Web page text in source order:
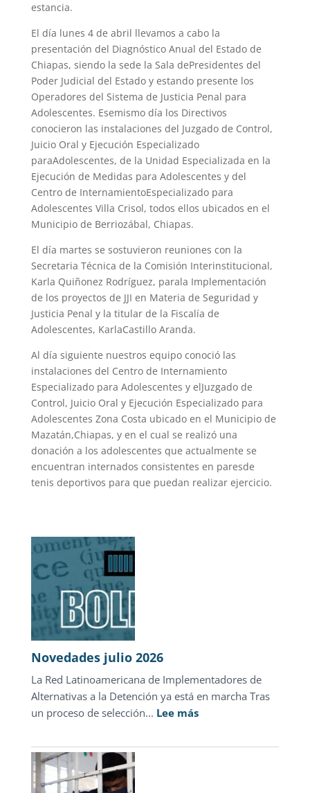
estancia.
El día lunes 4 de abril llevamos a cabo la
presentación del Diagnóstico Anual del Estado de
Chiapas, siendo la sede la Sala dePresidentes del
Poder Judicial del Estado y estando presente los
Operadores del Sistema de Justicia Penal para
Adolescentes. Esemismo día los Directivos
conocieron las instalaciones del Juzgado de Control,
Juicio Oral y Ejecución Especializado
paraAdolescentes, de la Unidad Especializada en la
Ejecución de Medidas para Adolescentes y del
Centro de InternamientoEspecializado para
Adolescentes Villa Crisol, todos ellos ubicados en el
Municipio de Berriozábal, Chiapas.
El día martes se sostuvieron reuniones con la
Secretaria Técnica de la Comisión Interinstitucional,
Karla Quiñonez Rodríguez, parala Implementación
de los proyectos de JJI en Materia de Seguridad y
Justicia Penal y la titular de la Fiscalía de
Adolescentes, KarlaCastillo Aranda.
Al día siguiente nuestros equipo conoció las
instalaciones del Centro de Internamiento
Especializado para Adolescentes y elJuzgado de
Control, Juicio Oral y Ejecución Especializado para
Adolescentes Zona Costa ubicado en el Municipio de
Mazatán,Chiapas, y en el cual se realizó una
donación a los adolescentes que actualmente se
encuentran internados consistentes en paresde
tenis deportivos para que puedan realizar ejercicio.
Novedades julio 2026
La Red Latinoamericana de Implementadores de
Alternativas a la Detención ya está en marcha Tras
un proceso de selección... Lee más:
julio